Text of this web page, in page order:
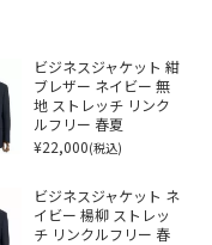
ビジネスジャケット 紺
ブレザー ネイビー 無
地 ストレッチ リンク
ルフリー 春夏
¥22,000(税込)
ビジネスジャケット ネ
イビー 楊柳 ストレッ
チ リンクルフリー 春